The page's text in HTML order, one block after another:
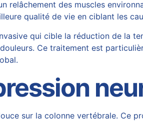
relâchement des muscles
qualité de vie en ciblant les
qui cible la réduction de la
Ce traitement est
sur la colonne vertébrale. Ce